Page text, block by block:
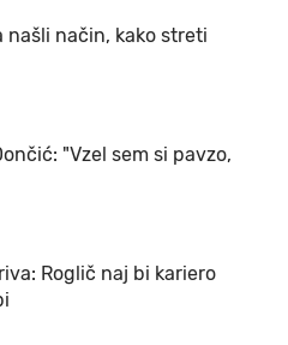
našli način, kako streti
"Vzel sem si pavzo,
Roglič naj bi kariero